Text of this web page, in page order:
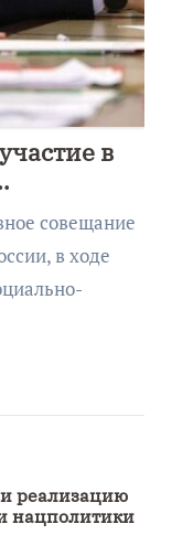
в
совещание
в ходе
реализацию
нацполитики